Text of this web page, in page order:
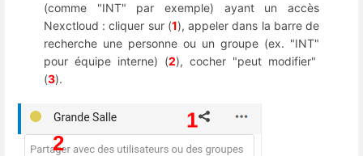
(comme "INT" par exemple) ayant un accès
Nexctloud : cliquer sur (1), appeler dans la barre de
recherche une personne ou un groupe (ex. "INT"
pour équipe interne) (2), cocher "peut modifier"
(3).